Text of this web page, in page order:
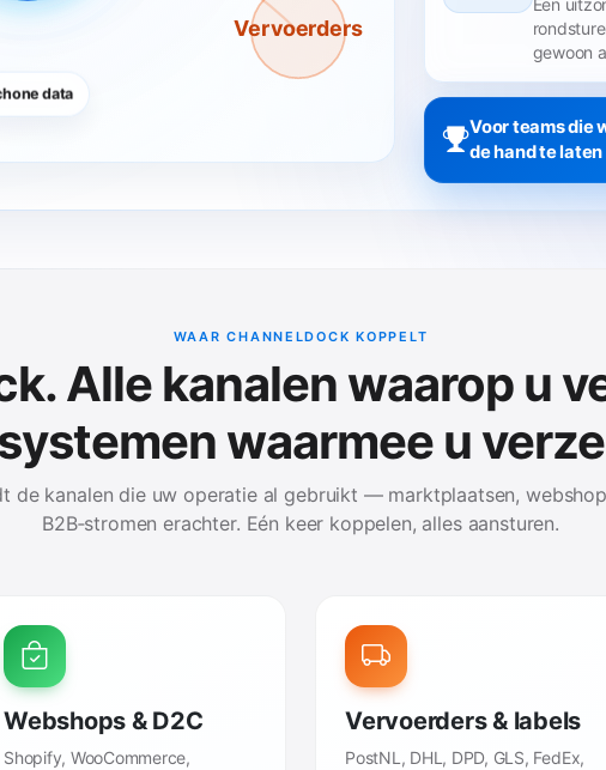
Vervoerders
data
Een
gewoon
Voor teams die
de hand te
WAAR CHANNELDOCK KOPPELT
Alle kanalen waarop u
waarmee u
de kanalen die uw operatie al gebruikt — marktplaatsen,
B2B‑stromen erachter. Eén keer koppelen, alles aansturen.
Webshops & D2C
Shopify, WooCommerce,
Vervoerders & labels
PostNL, DHL, DPD, GLS, FedEx,